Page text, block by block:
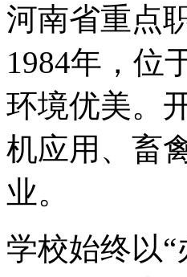
河南省重点
1984年，位
环境优美。
机应用、畜
业。
学校始终以